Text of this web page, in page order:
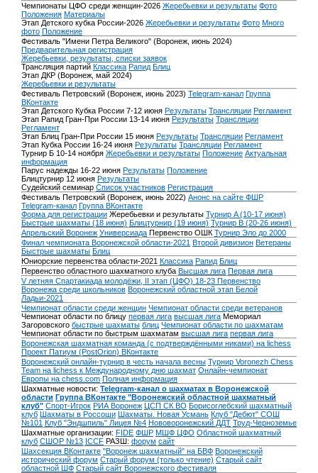
Чемпионаты ЦФО среди женщин-2026 Жеребьевки и результаты Фото
Положения Материалы
Этап Детского кубка России-2026 Жеребьевки и результаты Фото Много
фото Положение
Фестиваль "Имени Петра Великого" (Воронеж, июнь 2024)
Предварительная регистрация
Жеребьевки, результаты, списки заявок
Трансляция партий Классика Рапид Блиц
Этап ДКР (Воронеж, май 2024)
Жеребьевки и результаты
Фестиваль Петровский (Воронеж, июнь 2023) Telegram-канал Группа
ВКонтакте
Этап Детского Кубка России 7-12 июня Результаты Трансляции Регламент
Этап Рапид Гран-При России 13-14 июня Результаты Трансляции
Регламент
Этап Блиц Гран-При России 15 июня Результаты Трансляции Регламент
Этап Кубка России 16-24 июня Результаты Трансляции Регламент
Турнир Б 10-14 ноября Жеребьевки и результаты Положение Актуальная
информация
Парус надежды 16-22 июня Результаты Положение
Блицтурнир 12 июня Результаты
Судейский семинар Список участников Регистрация
Фестиваль Петровский (Воронеж, июнь 2022) Анонс на сайте ФШР
Telegram-канал Группа ВКонтакте
Форма для регистрации Жеребьевки и результаты Турнир A (10-17 июня)
Быстрые шахматы (18 июня) Блицтурнир (19 июня) Турнир B (20-26 июня)
Апрельский Воронеж Универсиада Первенство ОШК Турнир Эло до 2000
Финал чемпионата Воронежской области-2021 Второй дивизион Ветераны
Быстрые шахматы Блиц
Юниорские первенства области-2021 Классика Рапид Блиц
Первенство областного шахматного клуба Высшая лига Первая лига
V летняя Спартакиада молодёжи, II этап (ЦФО) 18-23 Первенство
Воронежа среди школьников Воронежский областной этап Белой
Ладьи-2021
Чемпионат области среди женщин Чемпионат области среди ветеранов
Чемпионат области по блицу первая лига высшая лига Мемориал
Загоровского быстрые шахматы блиц Чемпионат области по шахматам
Чемпионат области по быстрым шахматам высшая лига первая лига
Воронежская шахматная команда (с подтверждёнными никами) на lichess
Проект Патиум (PostOrion) ВКонтакте
Воронежский онлайн-турнир в честь начала весны Турнир Voronezh Chess
Team на lichess к Международному дню шахмат Онлайн-чемпионат
Европы на chess.com Полная информация
Шахматные новости: Telegram-канал о шахматах в Воронежской
области Группа ВКонтакте "Воронежский областной шахматный
клуб" Спорт-Игрок РИА Воронеж ЦСП СК ВО Борисоглебский шахматный
клуб Шахматы в Россоши Шахматы. Новая Усмань Клуб "Дебют" СОШ
№101 Клуб "Эндшпиль" Лицея №4 Нововоронежский ДДТ Труд-Черноземье
Шахматные организации: FIDE ФШР МШФ ЦФО Областной шахматный
клуб СШОР №13 ICCF РАЗШ: форум сайт
Шахсекция ВКонтакте "Воронеж шахматный" на БВФ Воронежский
исторический форум Cтарый форум (только чтение) Старый сайт
областной ШФ Старый сайт Воронежского фестиваля